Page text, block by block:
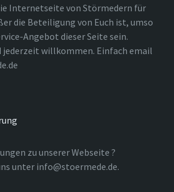
Internetseite von Störmedern für
die Beteiligung von Euch ist, umso
Angebot dieser Seite sein.
jederzeit willkommen. Einfach email
zu unserer Webseite ?
unter info@stoermede.de.